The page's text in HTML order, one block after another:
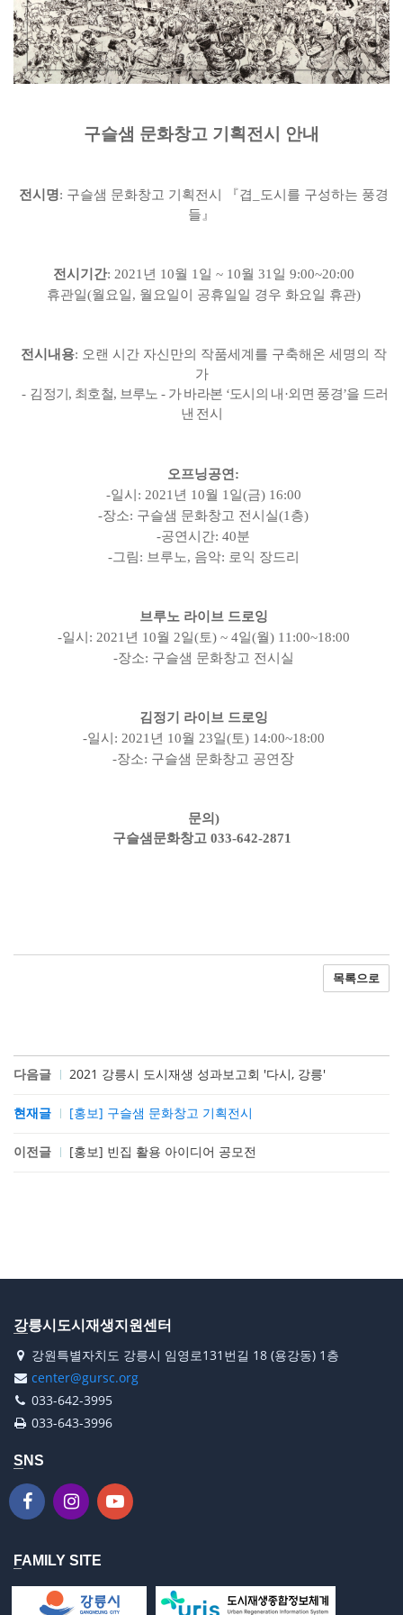
구슬샘 문화창고 기획전시 안내
전시명: 구슬샘 문화창고 기획전시 『겹
도시를 구성하는 풍경
들 』
전시기간: 2021 년 10월 1 일 ~ 10월 31 일 9:00~20:00
휴관일(월요일, 월요일이 공휴일일 경우 화요일 휴관)
전시내용: 오랜 시간 자신만의 작품세계를 구축해온 세명의 작
가
- 김정기, 최호철, 브루노 - 가 바라본 ‘도시의 내·외면 풍경’을 드러
낸 전시
오프닝공연:
-일시: 2021 년 10월 1 일(금) 16:00
-장소: 구슬샘 문화창고 전시실(1 층)
-공연시간: 40분
-그림: 브루노, 음악: 로익 장드리
브루노 라이브 드로잉
-일시: 2021 년 10월 2일(토) ~ 4일(월) 11:00~18:00
-장소: 구슬샘 문화창고 전시실
김정기 라이브 드로잉
-일시: 2021 년 10월 23일(토) 14:00~18:00
-장소: 구슬샘 문화창고 공연장
문의)
구슬샘문화창고 033-642-2871
목록으로
다음글 2021 강릉시 도시재생 성과보고회 '다시, 강릉'
현재글 [홍보] 구슬샘 문화창고 기획전시
이전글 [홍보] 빈집 활용 아이디어 공모전
강릉시도시재생지원센터
강원특별자치도 강릉시 임영로131번길 18 (용강동) 1층
center@gursc.org
033-642-3995
033-643-3996
SNS
FAMILY SITE